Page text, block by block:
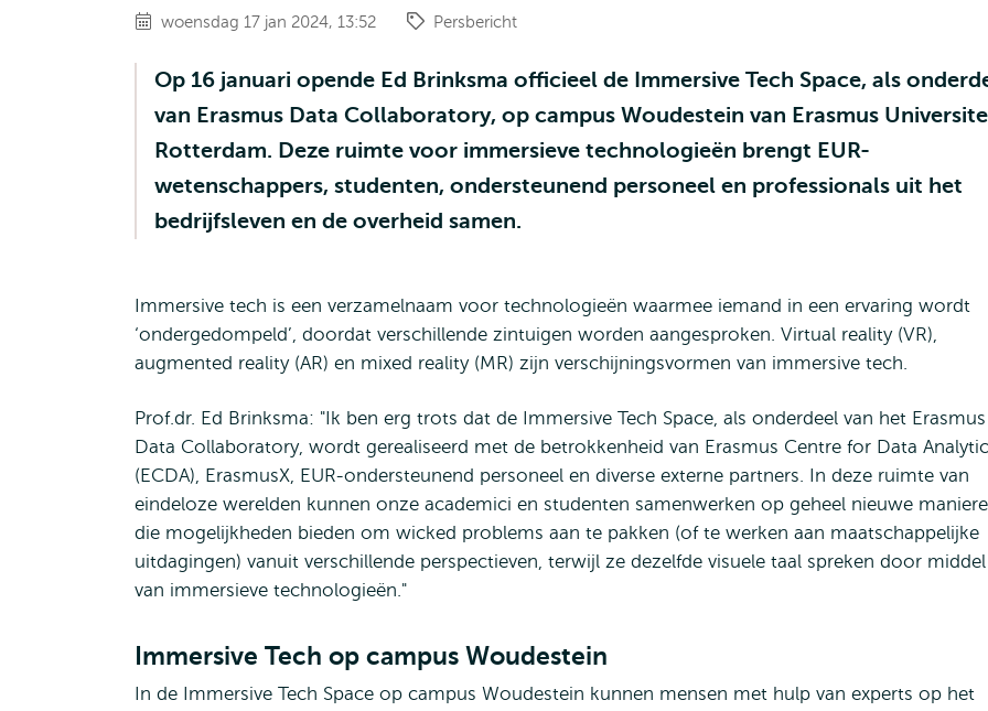
woensdag 17 jan 2024, 13:52 Persbericht
Op 16 januari opende Ed Brinksma officieel de Immersive Tech Space, als
van Erasmus Data Collaboratory, op campus Woudestein van Erasmus
Rotterdam. Deze ruimte voor immersieve technologieën brengt EUR-
wetenschappers, studenten, ondersteunend personeel en professionals uit het
bedrijfsleven en de overheid samen.
Immersive tech is een verzamelnaam voor technologieën waarmee iemand in een ervaring wordt
‘ondergedompeld’, doordat verschillende zintuigen worden aangesproken. Virtual reality (VR),
augmented reality (AR) en mixed reality (MR) zijn verschijningsvormen van immersive tech.
Prof.dr. Ed Brinksma: "Ik ben erg trots dat de Immersive Tech Space, als onderdeel van het Erasmus
Data Collaboratory, wordt gerealiseerd met de betrokkenheid van Erasmus Centre for Data
(ECDA), ErasmusX, EUR-ondersteunend personeel en diverse externe partners. In deze ruimte van
eindeloze werelden kunnen onze academici en studenten samenwerken op geheel nieuwe
die mogelijkheden bieden om wicked problems aan te pakken (of te werken aan maatschappelijke
uitdagingen) vanuit verschillende perspectieven, terwijl ze dezelfde visuele taal spreken door middel
van immersieve technologieën."
Immersive Tech op campus Woudestein
In de Immersive Tech Space op campus Woudestein kunnen mensen met hulp van experts op het